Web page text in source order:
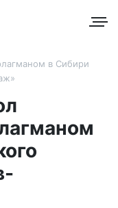
в Сибири